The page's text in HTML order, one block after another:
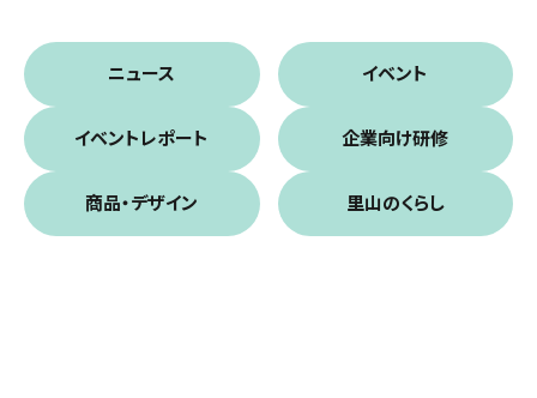
ニュース イベント
イベントレポート 企業向け研修
商品・デザイン 里山のくらし